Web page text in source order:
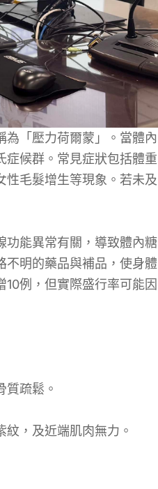
為「壓力荷爾蒙」。當體內
症候群。常見症狀包括體重
性毛髮增生等現象。若未及
功能異常有關，導致體內糖
不明的藥品與補品，使身體
例，但實際盛行率可能因
疏鬆。
，及近端肌肉無力。